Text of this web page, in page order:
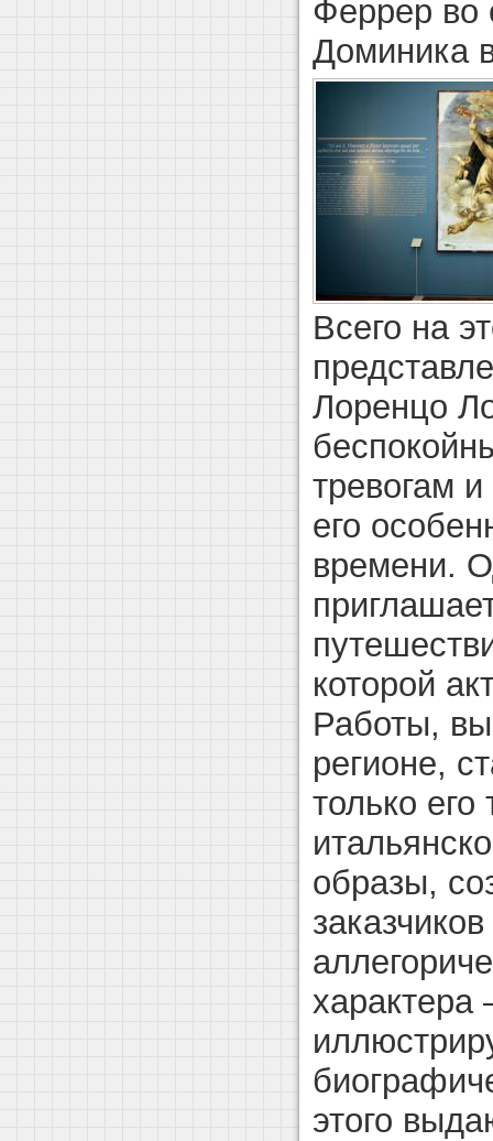
Феррер во
Доминика
Всего на
Лоренцо
тревогам
его
времени.
которой
Работы,
регионе,
только его
образы,
характера
этого